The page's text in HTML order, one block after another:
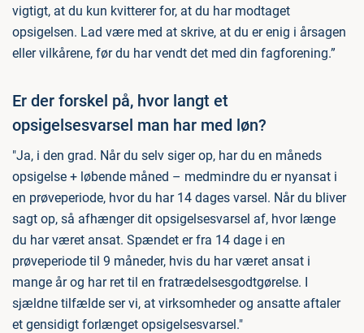
vigtigt, at du kun kvitterer for, at du har modtaget
opsigelsen. Lad være med at skrive, at du er enig i årsagen
eller vilkårene, før du har vendt det med din fagforening.”
Er der forskel på, hvor langt et
opsigelsesvarsel man har med løn?
"Ja, i den grad. Når du selv siger op, har du en måneds
opsigelse + løbende måned – medmindre du er nyansat i
en prøveperiode, hvor du har 14 dages varsel. Når du bliver
sagt op, så afhænger dit opsigelsesvarsel af, hvor længe
du har været ansat. Spændet er fra 14 dage i en
prøveperiode til 9 måneder, hvis du har været ansat i
mange år og har ret til en fratrædelsesgodtgørelse. I
sjældne tilfælde ser vi, at virksomheder og ansatte aftaler
et gensidigt forlænget opsigelsesvarsel."